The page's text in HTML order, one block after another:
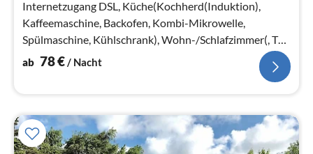
Internetzugang DSL, Küche(Kochherd(Induktion),
Kaffeemaschine, Backofen, Kombi-Mikrowelle,
Spülmaschine, Kühlschrank), Wohn-/Schlafzimmer(, TV,
Billard, Gasofen)
ab 78€/ Nacht